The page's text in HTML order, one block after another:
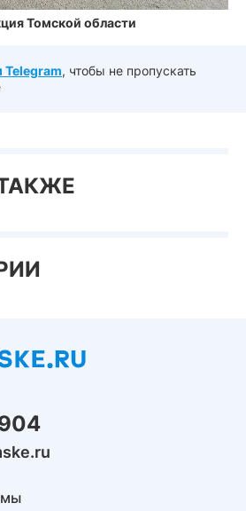
Томской области
, чтобы не пропускать